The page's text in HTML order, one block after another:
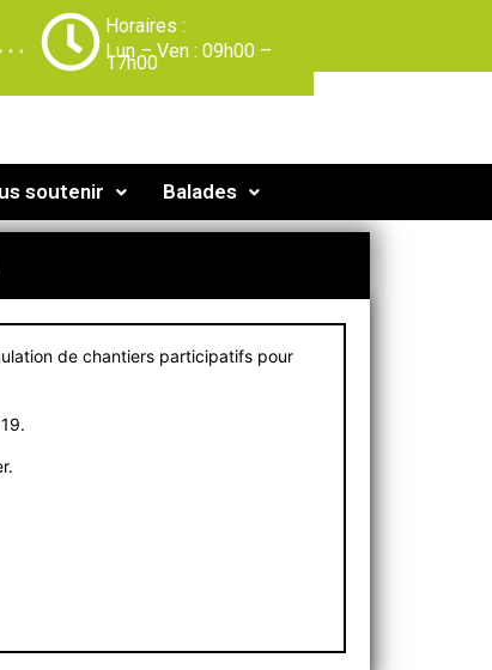
Horaires :
Lun – Ven : 09h00 –
17h00
soutenir Balades
de chantiers participatifs pour